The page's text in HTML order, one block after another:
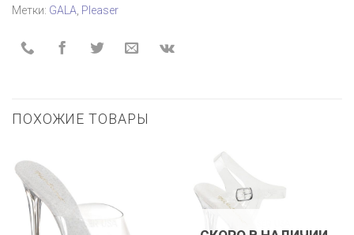
Метки: GALA Pleaser
ПОХОЖИЕ ТОВАРЫ